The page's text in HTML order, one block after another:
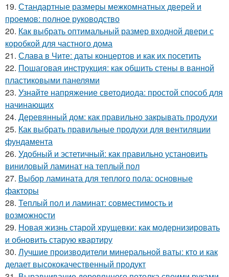
19. Стандартные размеры межкомнатных дверей и
проемов: полное руководство
20. Как выбрать оптимальный размер входной двери с
коробкой для частного дома
21. Слава в Чите: даты концертов и как их посетить
22. Пошаговая инструкция: как обшить стены в ванной
пластиковыми панелями
23. Узнайте напряжение светодиода: простой способ для
начинающих
24. Деревянный дом: как правильно закрывать продухи
25. Как выбрать правильные продухи для вентиляции
фундамента
26. Удобный и эстетичный: как правильно установить
виниловый ламинат на теплый пол
27. Выбор ламината для теплого пола: основные
факторы
28. Теплый пол и ламинат: совместимость и
возможности
29. Новая жизнь старой хрущевки: как модернизировать
и обновить старую квартиру
30. Лучшие производители минеральной ваты: кто и как
делает высококачественный продукт